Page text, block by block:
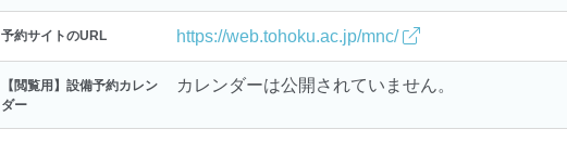
予約サイトのURL https://web.tohoku.ac.jp/mnc/
【閲覧用】設備予約カレン
ダー
カレンダーは公開されていません。